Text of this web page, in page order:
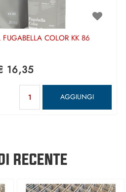
FUGABELLA COLOR KK 86
16,35
AGGIUNGI
RECENTE